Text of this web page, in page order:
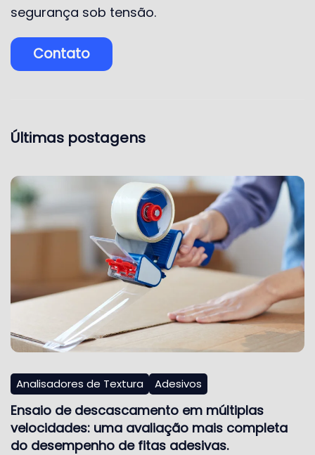
segurança sob tensão.
Contato
Últimas postagens
Analisadores de Textura Adesivos
Ensaio de descascamento em múltiplas
velocidades: uma avaliação mais completa
do desempenho de fitas adesivas.